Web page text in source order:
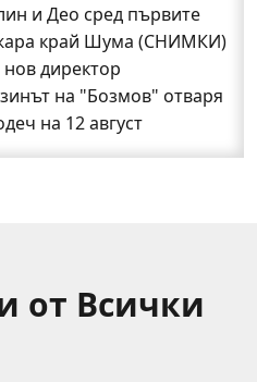
и храсти изгоряха край
се хвърлиха в
(СНИМКИ/ВИДЕО)
на тока утре в части
Годеч
и Део сред първите
край Шума (СНИМКИ)
директор
на "Бозмов" отваря
на 12 август
от Всички